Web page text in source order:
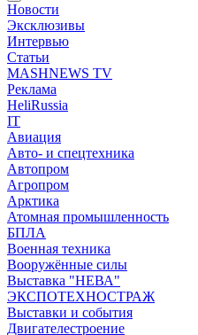
Новости
Эксклюзивы
Интервью
Статьи
MASHNEWS TV
Реклама
HeliRussia
IT
Авиация
Авто- и спецтехника
Автопром
Агропром
Арктика
Атомная промышленность
БПЛА
Военная техника
Вооружённые силы
Выставка "НЕВА"
ЭКСПОТЕХНОСТРАЖ
Выставки и события
Двигателестроение